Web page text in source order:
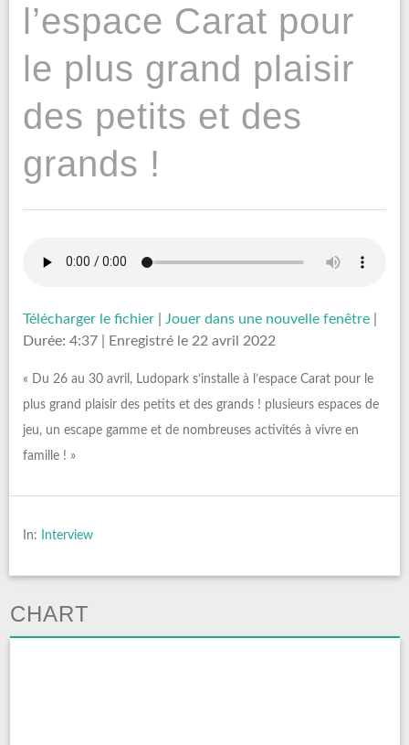
l’espace Carat pour
le plus grand plaisir
des petits et des
grands !
Télécharger le fichier Jouer dans une nouvelle fenêtre
Durée: 4:37
Enregistré le 22 avril 2022
« Du 26 au 30 avril, Ludopark s’installe à l’espace Carat pour le
plus grand plaisir des petits et des grands ! plusieurs espaces de
jeu, un escape gamme et de nombreuses activités à vivre en
famille ! »
In: Interview
CHART